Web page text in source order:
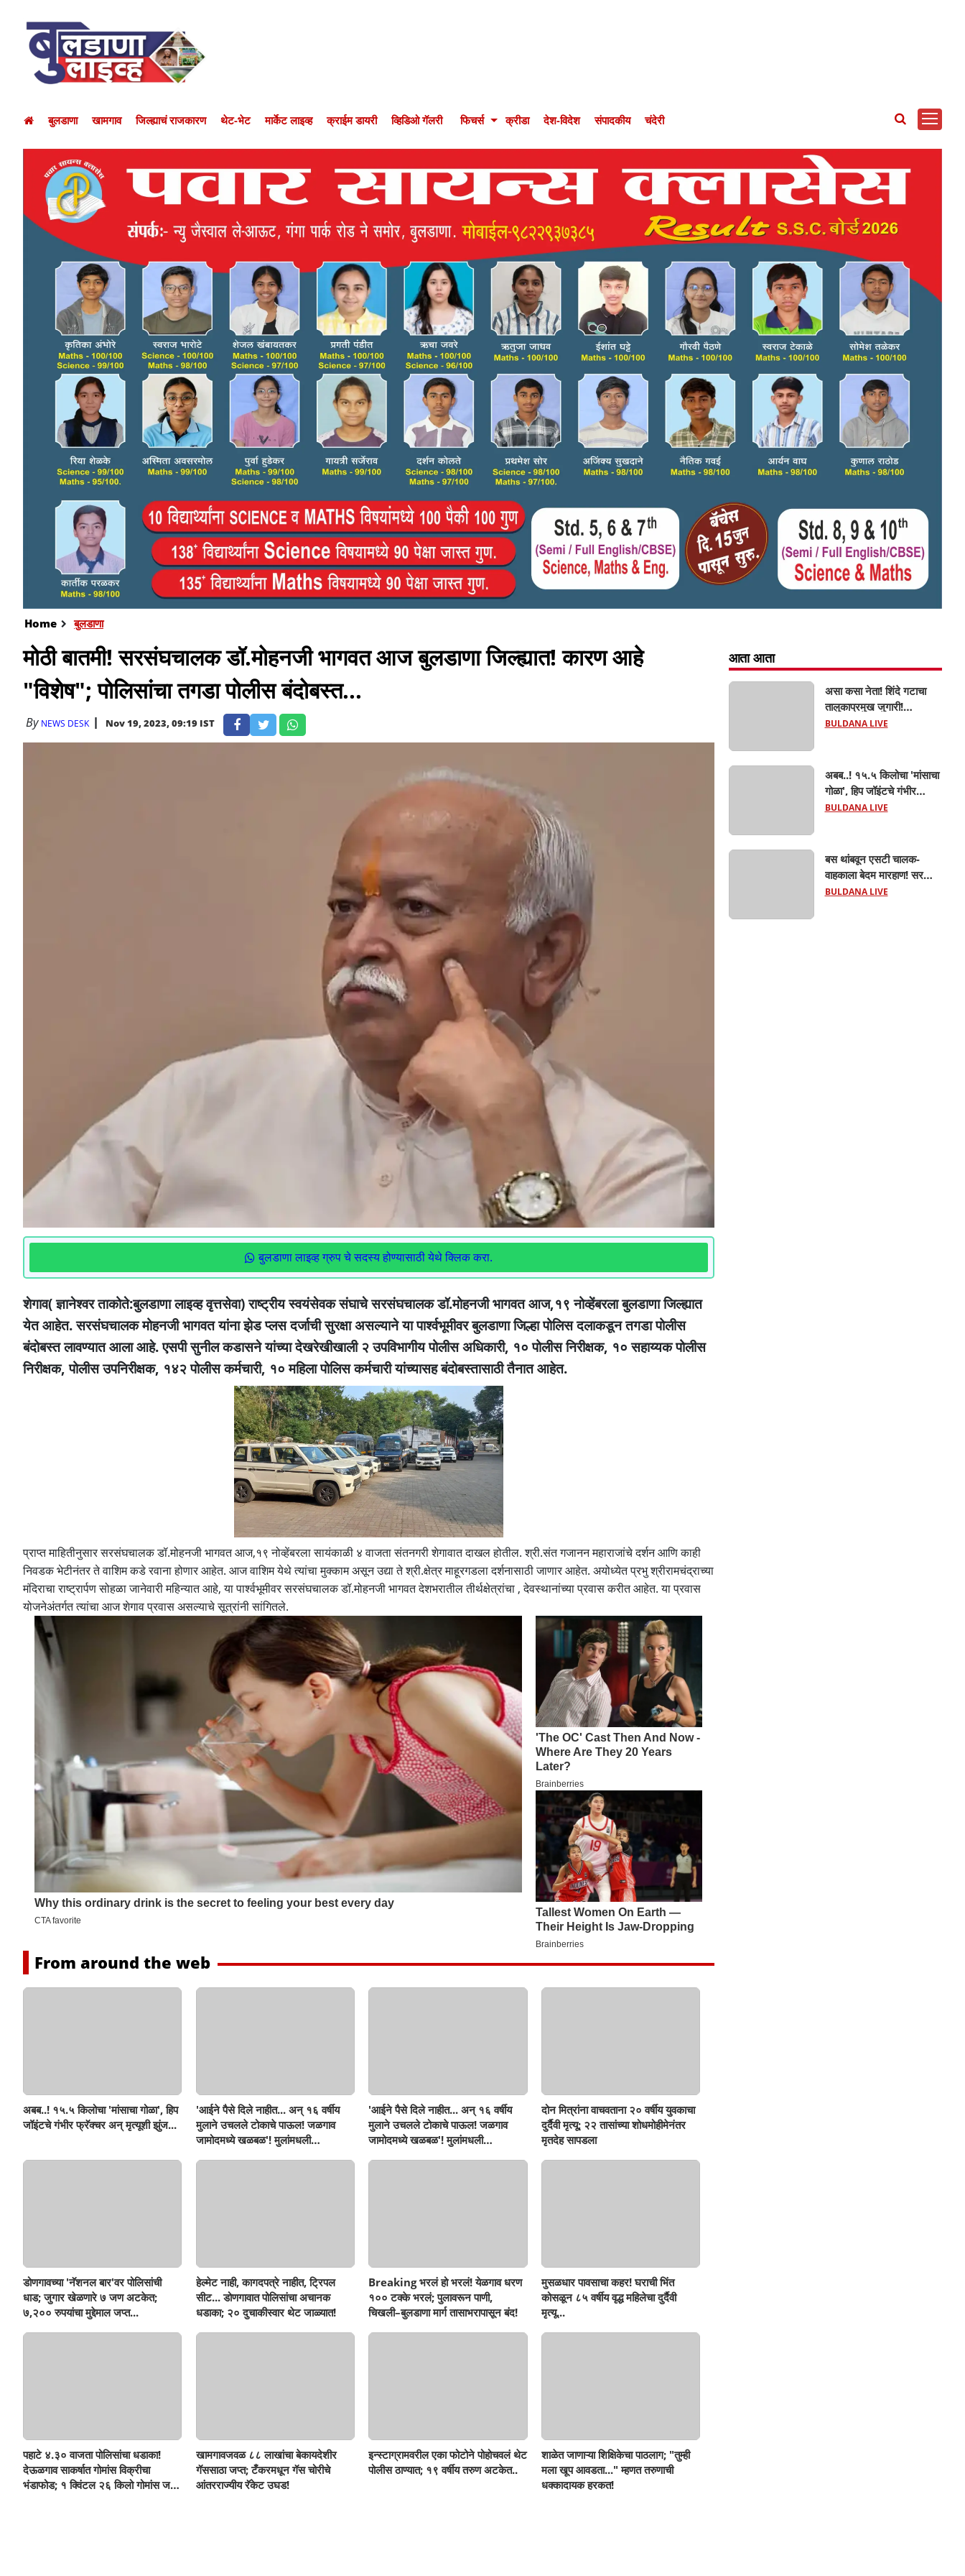
बुलडाणा खामगाव जिल्ह्याचं राजकारण थेट-भेट मार्केट लाइव्ह क्राईम डायरी व्हिडिओ गॅलरी फिचर्स क्रीडा देश-विदेश संपादकीय चंदेरी
Home बुलडाणा
मोठी बातमी! सरसंघचालक डॉ.मोहनजी भागवत आज बुलडाणा जिल्ह्यात! कारण आहे
"विशेष"; पोलिसांचा तगडा पोलीस बंदोबस्त...
By NEWS DESK Nov 19, 2023, 09:19 IST
बुलडाणा लाइव्ह ग्रुप चे सदस्य होण्यासाठी येथे क्लिक करा.
शेगाव( ज्ञानेश्वर ताकोते:बुलडाणा लाइव्ह वृत्तसेवा) राष्ट्रीय स्वयंसेवक संघाचे सरसंघचालक डॉ.मोहनजी भागवत आज,१९ नोव्हेंबरला बुलडाणा जिल्ह्यात
येत आहेत. सरसंघचालक मोहनजी भागवत यांना झेड प्लस दर्जाची सुरक्षा असल्याने या पार्श्वभूमीवर बुलडाणा जिल्हा पोलिस दलाकडून तगडा पोलीस
बंदोबस्त लावण्यात आला आहे. एसपी सुनील कडासने यांच्या देखरेखीखाली २ उपविभागीय पोलीस अधिकारी, १० पोलीस निरीक्षक, १० सहाय्यक पोलीस
निरीक्षक, पोलीस उपनिरीक्षक, १४२ पोलीस कर्मचारी, १० महिला पोलिस कर्मचारी यांच्यासह बंदोबस्तासाठी तैनात आहेत.
प्राप्त माहितीनुसार सरसंघचालक डॉ.मोहनजी भागवत आज,१९ नोव्हेंबरला सायंकाळी ४ वाजता संतनगरी शेगावात दाखल होतील. श्री.संत गजानन महाराजांचे दर्शन आणि काही
निवडक भेटीनंतर ते वाशिम कडे रवाना होणार आहेत. आज वाशिम येथे त्यांचा मुक्काम असून उद्या ते श्री.क्षेत्र माहूरगडला दर्शनासाठी जाणार आहेत. अयोध्येत प्रभु श्रीरामचंद्राच्या
मंदिराचा राष्ट्रार्पण सोहळा जानेवारी महिन्यात आहे, या पार्श्वभूमीवर सरसंघचालक डॉ.मोहनजी भागवत देशभरातील तीर्थक्षेत्रांचा , देवस्थानांच्या प्रवास करीत आहेत. या प्रवास
योजनेअंतर्गत त्यांचा आज शेगाव प्रवास असल्याचे सूत्रांनी सांगितले.
From around the web
अबब..! १५.५ किलोचा 'मांसाचा गोळा', हिप
जॉइंटचे गंभीर फ्रॅक्चर अन् मृत्यूशी झुंज...
'आईने पैसे दिले नाहीत... अन् १६ वर्षीय
मुलाने उचलले टोकाचे पाऊल! जळगाव
जामोदमध्ये खळबळ'! मुलांमधली
'आईने पैसे दिले नाहीत... अन् १६ वर्षीय
मुलाने उचलले टोकाचे पाऊल! जळगाव
जामोदमध्ये खळबळ'! मुलांमधली
दोन मित्रांना वाचवताना २० वर्षीय युवकाचा
दुर्दैवी मृत्यू; २२ तासांच्या शोधमोहीमेनंतर
मृतदेह सापडला
डोणगावच्या 'नॅशनल बार'वर पोलिसांची
धाड; जुगार खेळणारे ७ जण अटकेत;
७,२०० रुपयांचा मुद्देमाल जप्त...
हेल्मेट नाही, कागदपत्रे नाहीत, ट्रिपल
सीट... डोणगावात पोलिसांचा अचानक
धडाका; २० दुचाकीस्वार थेट जाळ्यात!
Breaking भरलं हो भरलं! येळगाव धरण
१०० टक्के भरलं; पुलावरून पाणी,
चिखली–बुलडाणा मार्ग तासाभरापासून बंद!
मुसळधार पावसाचा कहर! घराची भिंत
कोसळून ८५ वर्षीय वृद्ध महिलेचा दुर्दैवी
मृत्यू...
पहाटे ४.३० वाजता पोलिसांचा धडाका!
देऊळगाव साकर्षात गोमांस विक्रीचा
भंडाफोड; १ क्विंटल २६ किलो गोमांस जप्त,
खामगावजवळ ८८ लाखांचा बेकायदेशीर
गॅससाठा जप्त; टँकरमधून गॅस चोरीचे
आंतरराज्यीय रॅकेट उघड!
इन्स्टाग्रामवरील एका फोटोने पोहोचवलं थेट
पोलीस ठाण्यात; १९ वर्षीय तरुण अटकेत..
शाळेत जाणाऱ्या शिक्षिकेचा पाठलाग; "तुम्ही
मला खूप आवडता..." म्हणत तरुणाची
धक्कादायक हरकत!
आता आता
असा कसा नेता! शिंदे गटाचा
तालुकाप्रमुख जुगारी!
खामगावात तालुकाप्रमुखांच्या
गेला तालुकाप्रमुख; पण ६
जणांना साडेआठ लाखांच्या
मुद्देमालासह पकडले.....
BULDANA LIVE
अबब..! १५.५ किलोचा 'मांसाचा
गोळा', हिप जॉइंटचे गंभीर
फ्रॅक्चर अन् मृत्यूशी झुंज...
BULDANA LIVE
बस थांबवून एसटी चालक-
वाहकाला बेदम मारहाण! सरकारी
कामात अडथळा; प्रवाशांसमोर
BULDANA LIVE